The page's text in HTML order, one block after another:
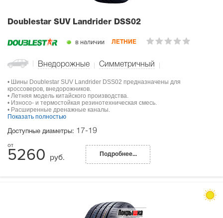
Doublestar SUV Landrider DSS02
в наличии ЛЕТНИЕ
Внедорожные Симметричный
• Шины Doublestar SUV Landrider DSS02 предназначены для
кроссоверов, внедорожников.
• Летняя модель китайского производства.
• Износо- и термостойкая резинотехническая смесь.
• Расширенные дренажные каналы.
Показать полностью
Доступные диаметры: 17-19
5260 руб. Подробнее...